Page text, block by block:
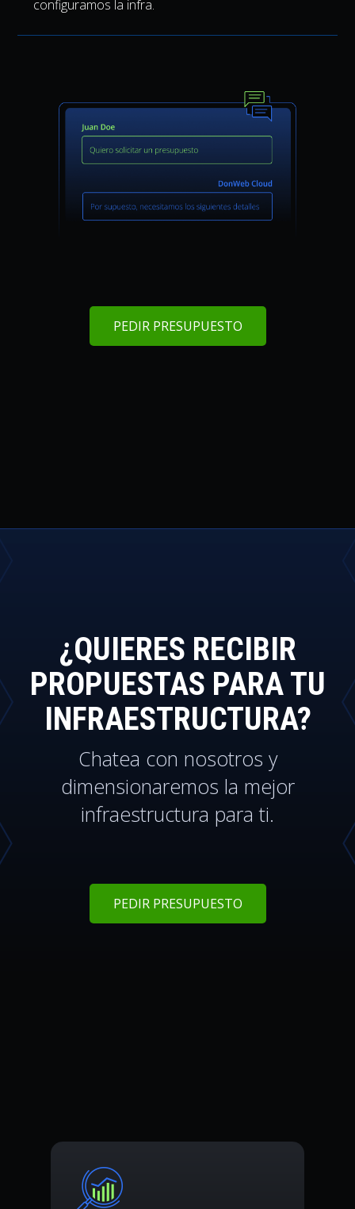
configuramos la infra.
PEDIR PRESUPUESTO
¿QUIERES RECIBIR
PROPUESTAS PARA TU
INFRAESTRUCTURA?
Chatea con nosotros y
dimensionaremos la mejor
infraestructura para ti.
PEDIR PRESUPUESTO